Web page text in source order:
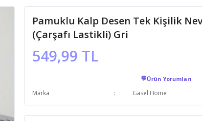
Pamuklu Kalp Desen Tek Kişilik
(Çarşafı Lastikli) Gri
549,99 TL
💬Ürün Yorumları
Marka Gasel Home